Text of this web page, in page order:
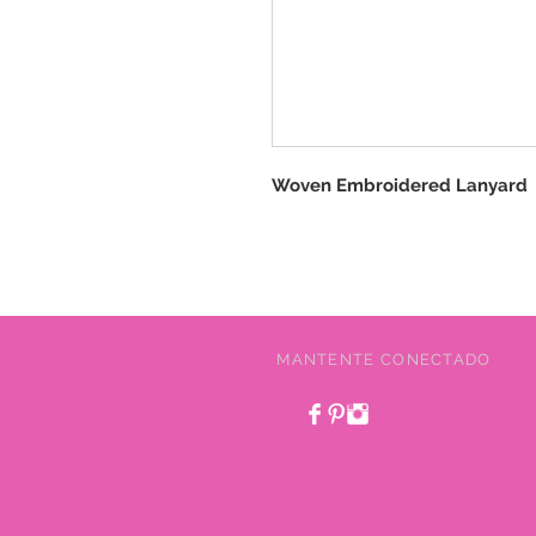
Woven Embroidered Lanyard
MANTENTE CONECTADO